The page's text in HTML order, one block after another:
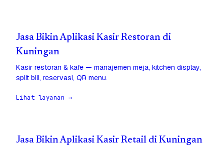
Jasa Bikin Aplikasi Kasir Restoran di
Kuningan
Kasir restoran & kafe — manajemen meja, kitchen display,
split bill, reservasi, QR menu.
Lihat layanan →
Jasa Bikin Aplikasi Kasir Retail di Kuningan